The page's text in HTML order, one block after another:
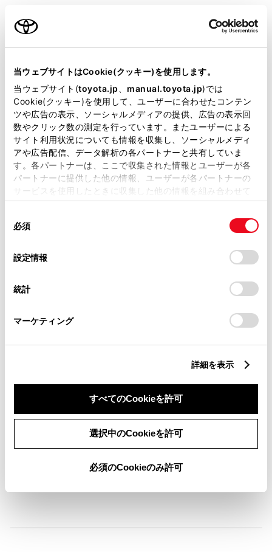
当ウェブサイトはCookie(クッキー)を使用します。
当ウェブサイト(toyota.jp manual.toyota.jp)では
Cookie(クッキー)を使用して、ユーザーに合わせたコンテン
ツや広告の表示、ソーシャルメディアの提供、広告の表示回
数やクリック数の測定を行っています。またユーザーによる
サイト利用状況についても情報を収集し、ソーシャルメディ
アや広告配信、データ解析の各パートナーと共有していま
す。各パートナーは、ここで収集された情報とユーザーが各
パートナーに提供した他の情報、ユーザーが各パートナーの
サービスを使用したときに収集した他の情報を組み合わせて
使用することがあります。当ウェブサイトの使用を続行する
デバイスにすべてのCookie(クッキー)が保存されることに同
意したことになります。Cookie(クッキー)のオプトアウト、
設定の変更、同意を撤回したりするにあたっては、当社の
「Cookie（クッキー）情報の取り扱いについて
」をご覧くだ
必須
設定情報
統計
マーケティング
詳細を表示
すべてのCookieを許可
選択中のCookieを許可
必須のCookieのみ許可
装備・仕様
装備説明/用語解説
基本装備
横滑防止装置
：ｽﾏｰﾄｷ-